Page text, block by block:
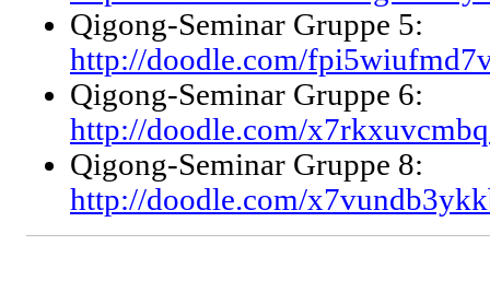
Qigong-Seminar Gruppe 5:
http://doodle.com/
Qigong-Seminar Gruppe 6:
http://doodle.com/
Qigong-Seminar Gruppe 8:
http://doodle.com/